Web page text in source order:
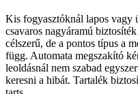
Kis fogyasztóknál lapos vagy
csavaros nagyáramú
célszerű, de a pontos típus a
függ. Automata megszakító
leoldásnál nem szabad
keresni a hibát. Tartalék